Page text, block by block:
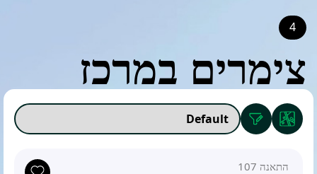
צימרים במרכז
4
התאנה 107